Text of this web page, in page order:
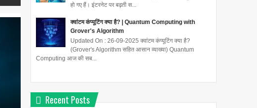
हो गए हैं। इंटरनेट पर बढ़ती स...
क्वांटम कंप्यूटिंग क्या है? | Quantum Computing with
Grover's Algorithm
Updated On : 26-09-2025 क्वांटम कंप्यूटिंग क्या है?
(Grover's Algorithm सहित आसान व्याख्या) Quantum
Computing आज की सब...
Recent Posts